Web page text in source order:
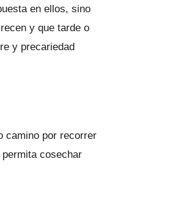
en ellos, sino
y que tarde o
y precariedad
camino por recorrer
cosechar